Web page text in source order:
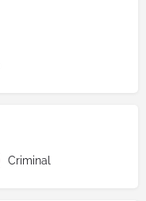
Criminal